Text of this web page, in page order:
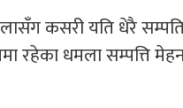
कसरी यति धेरै सम्पति
रहेका धमला सम्पत्ति